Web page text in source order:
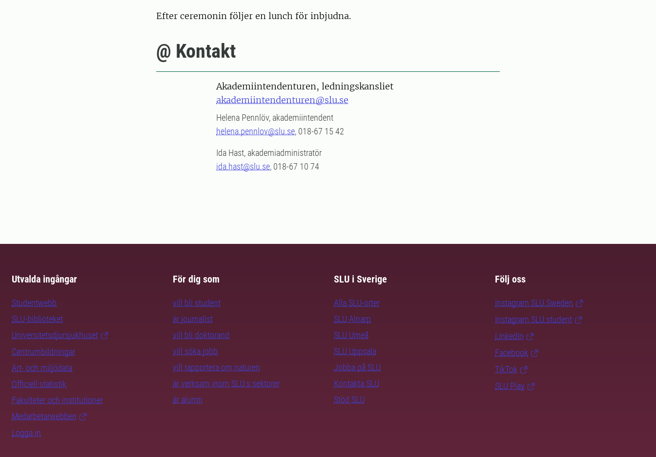
Efter ceremonin följer en lunch för inbjudna.
@ Kontakt
Akademiintendenturen, ledningskansliet
akademiintendenturen@slu.se
Helena Pennlöv, akademiintendent
helena.pennlov@slu.se, 018-67 15 42
Ida Hast, akademiadministratör
ida.hast@slu.se, 018-67 10 74
Utvalda ingångar
Studentwebb
SLU-biblioteket
Universitetsdjursjukhuset
Centrumbildningar
Art- och miljödata
Officiell statistik
Fakulteter och institutioner
Medarbetarwebben
Logga in
För dig som
vill bli student
är journalist
vill bli doktorand
vill söka jobb
vill rapportera om naturen
är verksam inom SLU:s sektorer
är alumn
SLU i Sverige
Alla SLU-orter
SLU Alnarp
SLU Umeå
SLU Uppsala
Jobba på SLU
Kontakta SLU
Stöd SLU
Följ oss
Instagram SLU.Sweden
Instagram SLU.student
LinkedIn
Facebook
TikTok
SLU Play